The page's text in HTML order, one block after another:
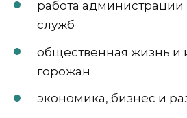
работа администрации
служб
общественная жизнь и
горожан
экономика, бизнес и